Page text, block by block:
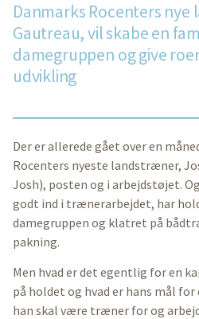
Danmarks Rocenters
Gautreau, vil skabe en
damegruppen og give
udvikling
Der er allerede gået over en
Rocenters nyeste landstræner,
Josh), posten og i arbejdstøjet.
godt ind i trænerarbejdet, har
damegruppen og klatret på
pakning.
Men hvad er det egentlig for en
på holdet og hvad er hans mål for
han skal være træner for og